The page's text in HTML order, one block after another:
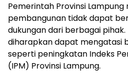
Pemerintah Provinsi
pembangunan tidak dapat
dukungan dari berbagai pihak.
diharapkan dapat mengatasi
seperti peningkatan Indeks
(IPM) Provinsi Lampung.